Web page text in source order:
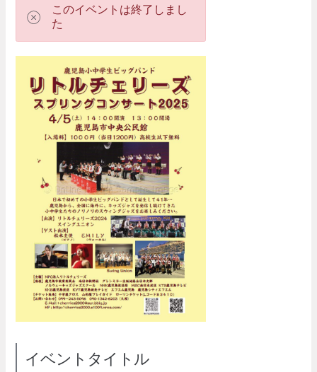
このイベントは終了しまし
た
イベントタイトル